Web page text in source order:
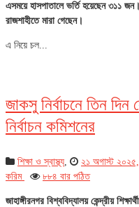
এসময়ে হাসপাতালে ভর্তি হয়েছেন ৩১১
রাজশাহীতে মারা গেছেন।
এ নিয়ে চল...
জাকসু নির্বাচনে তিন দিন
নির্বাচন কমিশনের
শিক্ষা ও স্বাস্থ্য, ২১ অগাস্ট
করিম
৮৮৪ বার পঠিত
জাহাঙ্গীরনগর বিশ্ববিদ্যালয় কেন্দ্রীয়